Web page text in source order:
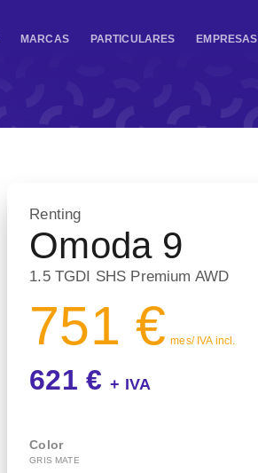
MARCAS PARTICULARES EMPRESAS
Renting
Omoda 9
1.5 TGDI SHS Premium AWD
751 € mes/ IVA incl.
621 €+ IVA
Color
GRIS MATE